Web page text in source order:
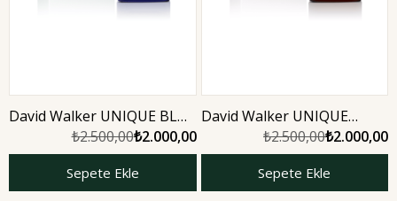
David Walker UNIQUE BLUE
1987 100ML Unisex Parfüm
₺2.000,00
₺2.500,00
Sepete Ekle
David Walker UNIQUE
BROWN 1987 100ML Unisex
Parfüm
₺2.000,00
₺2.500,00
Sepete Ekle